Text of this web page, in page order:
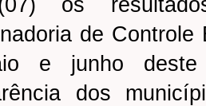
os
de
e junho
dos